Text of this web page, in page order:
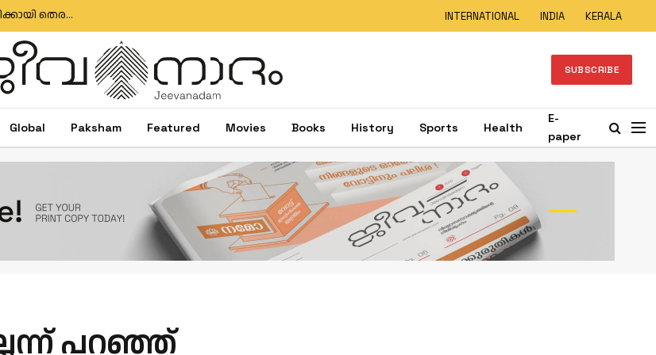
മുതലപ്പൊഴി ബോട്ട് അപകടം: കാണാതായ മത്സ്യത്തൊഴിലാളിക്കായി തെരച്ചിൽ തുടരുന്നു; സർക്കാർ അനാസ്ഥക്കെതിരെ പ്രതിഷേധം INTERNATIONAL INDIA KERALA
SUBSCRIBE
Global Paksham Featured Movies Books History Sports Health
E-
paper
പറഞ്ഞ്